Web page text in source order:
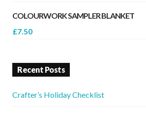
COLOURWORK SAMPLER BLANKET
£7.50
Recent Posts
Crafter’s Holiday Checklist